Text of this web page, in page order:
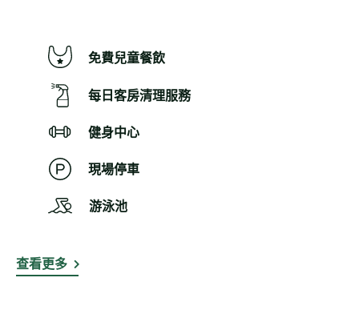
免費兒童餐飲
每日客房清理服務
健身中心
現場停車
游泳池
查看更多